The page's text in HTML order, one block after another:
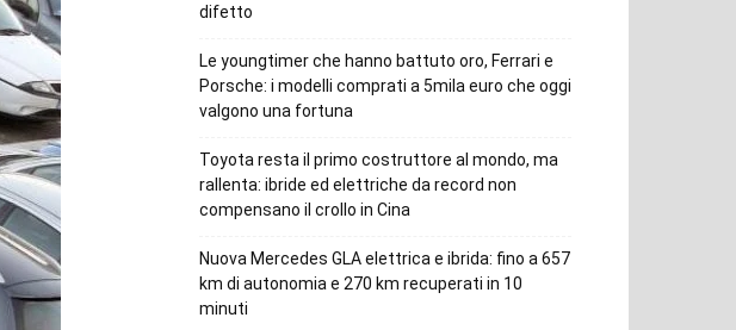
difetto
Le youngtimer che hanno battuto oro, Ferrari e
Porsche: i modelli comprati a 5mila euro che oggi
valgono una fortuna
Toyota resta il primo costruttore al mondo, ma
rallenta: ibride ed elettriche da record non
compensano il crollo in Cina
Nuova Mercedes GLA elettrica e ibrida: fino a 657
km di autonomia e 270 km recuperati in 10
minuti